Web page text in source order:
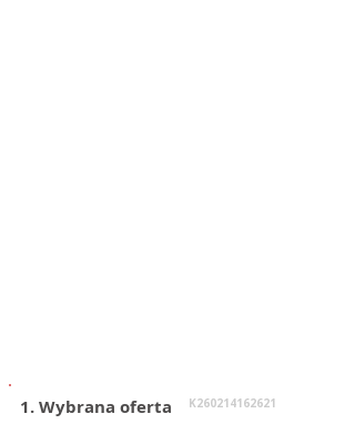
1. Wybrana oferta K260214162621